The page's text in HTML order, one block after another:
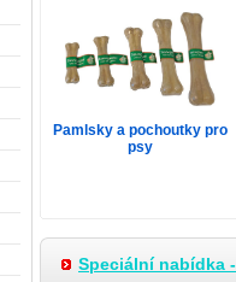
Pamlsky a pochoutky pro
psy
Speciální nabídka